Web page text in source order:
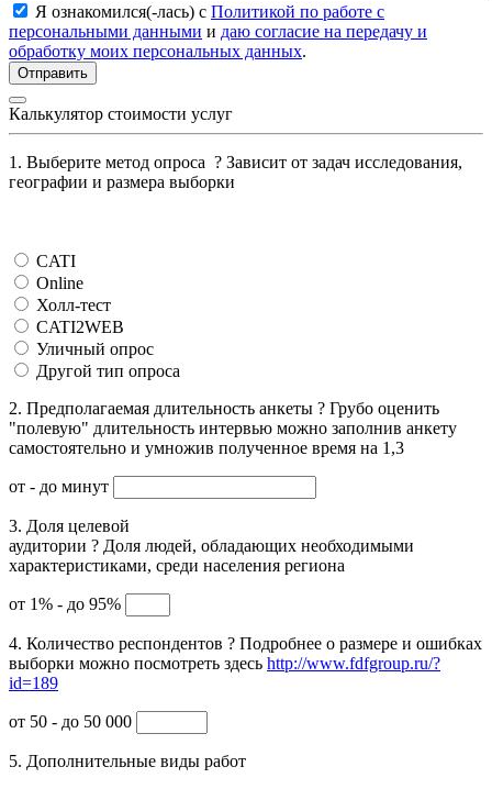
Я ознакомился(-лась) с Политикой по работе с
персональными данными и даю согласие на передачу и
обработку моих персональных данных.
Калькулятор стоимости услуг
1. Выберите метод опроса ? Зависит от задач исследования,
географии и размера выборки
CATI
Online
Холл-тест
CATI2WEB
Уличный опрос
Другой тип опроса
2. Предполагаемая длительность анкеты ? Грубо оценить
"полевую" длительность интервью можно заполнив анкету
самостоятельно и умножив полученное время на 1,3
от - до минут
3. Доля целевой
аудитории ? Доля людей, обладающих необходимыми
характеристиками, среди населения региона
от 1% - до 95%
4. Количество респондентов ? Подробнее о размере и ошибках
выборки можно посмотреть здесь http://www.fdfgroup.ru/?
id=189
от 50 - до 50 000
5. Дополнительные виды работ